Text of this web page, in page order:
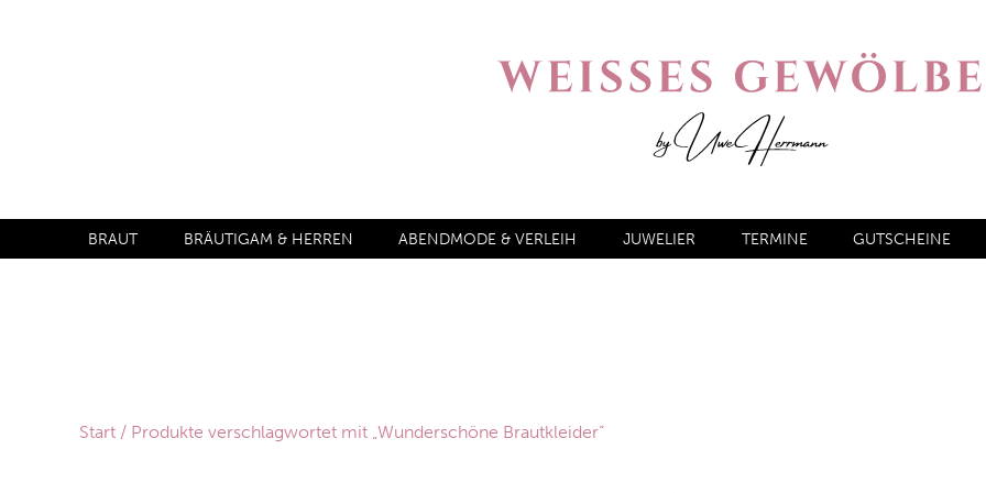
BRAUT BRÄUTIGAM & HERREN ABENDMODE & VERLEIH JUWELIER TERMINE GUTSCHEINE
Start / Produkte verschlagwortet mit „Wunderschöne Brautkleider“